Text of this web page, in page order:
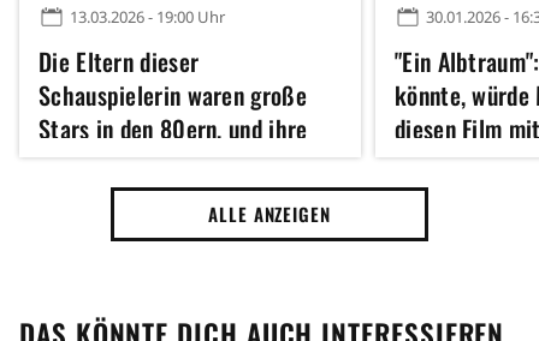
13.03.2026 - 19:00 Uhr
Die Eltern dieser
Schauspielerin waren große
Stars in den 80ern, und ihre
Großmutter ist eine Hollywood-
Legende
30.01.2026 -
"Ein
könnte, würde
diesen Film
Tom Hanks,
gedreht
auslöschen
ALLE ANZEIGEN